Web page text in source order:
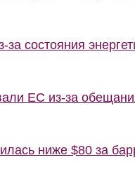
состояния
ЕС из-за
ниже $80 за